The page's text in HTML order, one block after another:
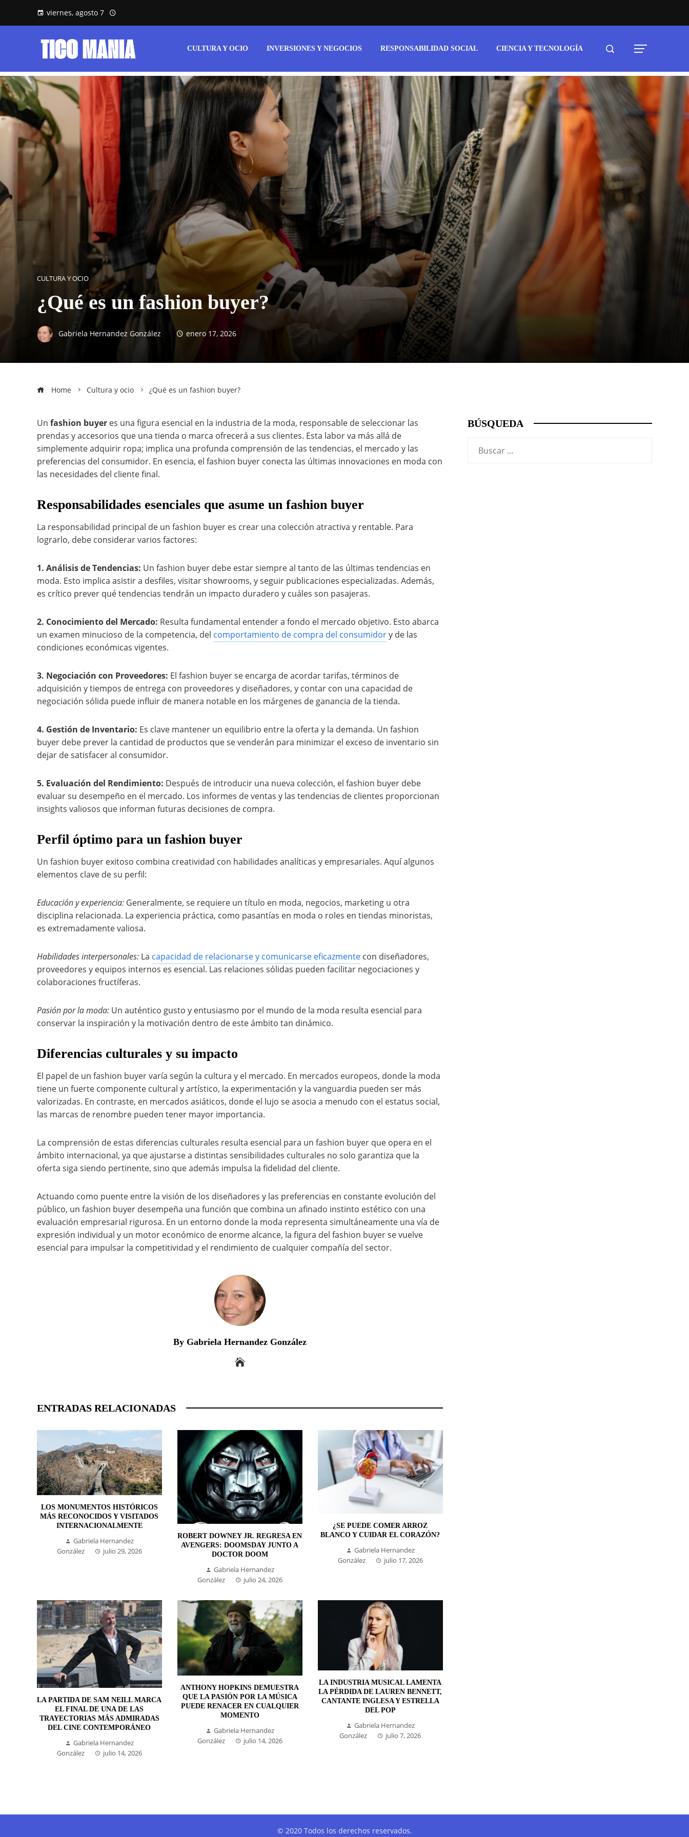
viernes, agosto 7
CULTURA Y OCIO INVERSIONES Y NEGOCIOS RESPONSABILIDAD SOCIAL CIENCIA Y TECNOLOGÍA
CULTURA Y OCIO
¿Qué es un fashion buyer?
Gabriela Hernandez González enero 17, 2026
Home Cultura y ocio ¿Qué es un fashion buyer?
Un fashion buyer es una figura esencial en la industria de la moda, responsable de seleccionar las
prendas y accesorios que una tienda o marca ofrecerá a sus clientes. Esta labor va más allá de
simplemente adquirir ropa; implica una profunda comprensión de las tendencias, el mercado y las
preferencias del consumidor. En esencia, el fashion buyer conecta las últimas innovaciones en moda con
las necesidades del cliente final.
Responsabilidades esenciales que asume un fashion buyer
La responsabilidad principal de un fashion buyer es crear una colección atractiva y rentable. Para
lograrlo, debe considerar varios factores:
1. Análisis de Tendencias: Un fashion buyer debe estar siempre al tanto de las últimas tendencias en
moda. Esto implica asistir a desfiles, visitar showrooms, y seguir publicaciones especializadas. Además,
es crítico prever qué tendencias tendrán un impacto duradero y cuáles son pasajeras.
2. Conocimiento del Mercado: Resulta fundamental entender a fondo el mercado objetivo. Esto abarca
un examen minucioso de la competencia, del comportamiento de compra del consumidory de las
condiciones económicas vigentes.
3. Negociación con Proveedores: El fashion buyer se encarga de acordar tarifas, términos de
adquisición y tiempos de entrega con proveedores y diseñadores, y contar con una capacidad de
negociación sólida puede influir de manera notable en los márgenes de ganancia de la tienda.
4. Gestión de Inventario: Es clave mantener un equilibrio entre la oferta y la demanda. Un fashion
buyer debe prever la cantidad de productos que se venderán para minimizar el exceso de inventario sin
dejar de satisfacer al consumidor.
5. Evaluación del Rendimiento: Después de introducir una nueva colección, el fashion buyer debe
evaluar su desempeño en el mercado. Los informes de ventas y las tendencias de clientes proporcionan
insights valiosos que informan futuras decisiones de compra.
Perfil óptimo para un fashion buyer
Un fashion buyer exitoso combina creatividad con habilidades analíticas y empresariales. Aquí algunos
elementos clave de su perfil:
Educación y experiencia: Generalmente, se requiere un título en moda, negocios, marketing u otra
disciplina relacionada. La experiencia práctica, como pasantías en moda o roles en tiendas minoristas,
es extremadamente valiosa.
Habilidades interpersonales: La capacidad de relacionarse y comunicarse eficazmente con diseñadores,
proveedores y equipos internos es esencial. Las relaciones sólidas pueden facilitar negociaciones y
colaboraciones fructíferas.
Pasión por la moda: Un auténtico gusto y entusiasmo por el mundo de la moda resulta esencial para
conservar la inspiración y la motivación dentro de este ámbito tan dinámico.
Diferencias culturales y su impacto
El papel de un fashion buyer varía según la cultura y el mercado. En mercados europeos, donde la moda
tiene un fuerte componente cultural y artístico, la experimentación y la vanguardia pueden ser más
valorizadas. En contraste, en mercados asiáticos, donde el lujo se asocia a menudo con el estatus social,
las marcas de renombre pueden tener mayor importancia.
La comprensión de estas diferencias culturales resulta esencial para un fashion buyer que opera en el
ámbito internacional, ya que ajustarse a distintas sensibilidades culturales no solo garantiza que la
oferta siga siendo pertinente, sino que además impulsa la fidelidad del cliente.
Actuando como puente entre la visión de los diseñadores y las preferencias en constante evolución del
público, un fashion buyer desempeña una función que combina un afinado instinto estético con una
evaluación empresarial rigurosa. En un entorno donde la moda representa simultáneamente una vía de
expresión individual y un motor económico de enorme alcance, la figura del fashion buyer se vuelve
esencial para impulsar la competitividad y el rendimiento de cualquier compañía del sector.
By Gabriela Hernandez González
ENTRADAS RELACIONADAS
LOS MONUMENTOS HISTÓRICOS
MÁS RECONOCIDOS Y VISITADOS
INTERNACIONALMENTE
Gabriela Hernandez
González
julio 29, 2026
ROBERT DOWNEY JR. REGRESA EN
AVENGERS: DOOMSDAY JUNTO A
DOCTOR DOOM
Gabriela Hernandez
González
julio 24, 2026
¿SE PUEDE COMER ARROZ
BLANCO Y CUIDAR EL CORAZÓN?
Gabriela Hernandez
González
julio 17, 2026
LA PARTIDA DE SAM NEILL MARCA
EL FINAL DE UNA DE LAS
TRAYECTORIAS MÁS ADMIRADAS
DEL CINE CONTEMPORÁNEO
Gabriela Hernandez
González
julio 14, 2026
ANTHONY HOPKINS DEMUESTRA
QUE LA PASIÓN POR LA MÚSICA
PUEDE RENACER EN CUALQUIER
MOMENTO
Gabriela Hernandez
González
julio 14, 2026
LA INDUSTRIA MUSICAL LAMENTA
LA PÉRDIDA DE LAUREN BENNETT,
CANTANTE INGLESA Y ESTRELLA
DEL POP
Gabriela Hernandez
González
julio 7, 2026
BÚSQUEDA
© 2020 Todos los derechos reservados.